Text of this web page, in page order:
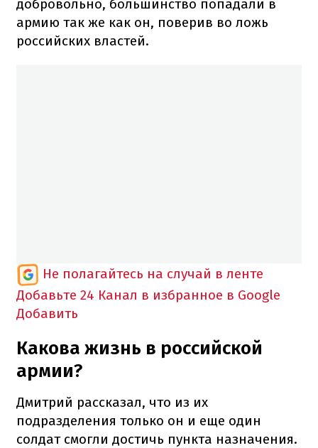
добровольно, большинство попадали в
армию так же как он, поверив во ложь
российских властей.
Не полагайтесь на случай в ленте
Добавьте 24 Канал в избранное в Google
Добавить
Какова жизнь в российской
армии?
Дмитрий рассказал, что из их
подразделения только он и еще один
солдат смогли достичь пункта назначения.